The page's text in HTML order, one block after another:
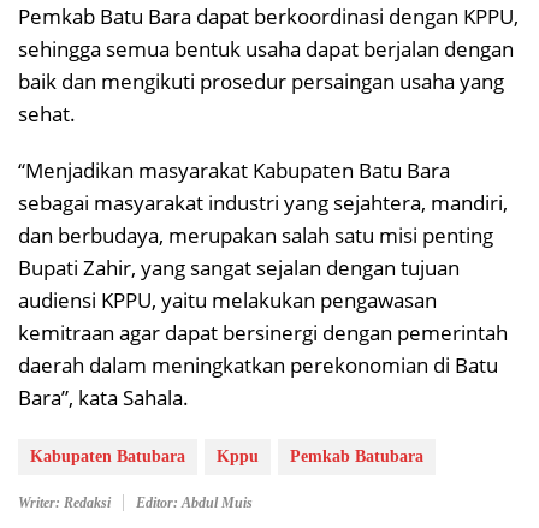
Pemkab Batu Bara dapat berkoordinasi dengan KPPU,
sehingga semua bentuk usaha dapat berjalan dengan
baik dan mengikuti prosedur persaingan usaha yang
sehat.
“Menjadikan masyarakat Kabupaten Batu Bara
sebagai masyarakat industri yang sejahtera, mandiri,
dan berbudaya, merupakan salah satu misi penting
Bupati Zahir, yang sangat sejalan dengan tujuan
audiensi KPPU, yaitu melakukan pengawasan
kemitraan agar dapat bersinergi dengan pemerintah
daerah dalam meningkatkan perekonomian di Batu
Bara”, kata Sahala.
Kabupaten Batubara Kppu Pemkab Batubara
Writer: Redaksi Editor: Abdul Muis